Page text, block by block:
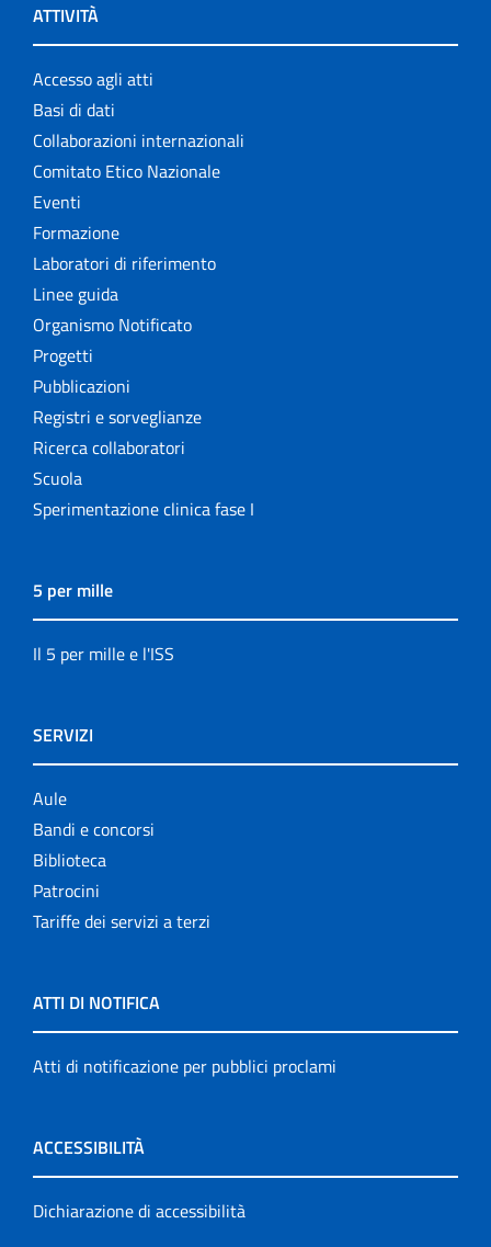
ATTIVITÀ
Accesso agli atti
Basi di dati
Collaborazioni internazionali
Comitato Etico Nazionale
Eventi
Formazione
Laboratori di riferimento
Linee guida
Organismo Notificato
Progetti
Pubblicazioni
Registri e sorveglianze
Ricerca collaboratori
Scuola
Sperimentazione clinica fase I
5 per mille
Il 5 per mille e l'ISS
SERVIZI
Aule
Bandi e concorsi
Biblioteca
Patrocini
Tariffe dei servizi a terzi
ATTI DI NOTIFICA
Atti di notificazione per pubblici proclami
ACCESSIBILITÀ
Dichiarazione di accessibilità